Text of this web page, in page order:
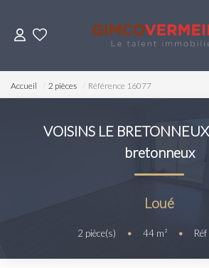
ACHETER
LOUER
ESTIMER
NOS SERVICES
Accueil 2 pièces Référence 16077
VOISINS LE BRETONNEUX
bretonneux
Loué
2 pièce(s) • 44m² •